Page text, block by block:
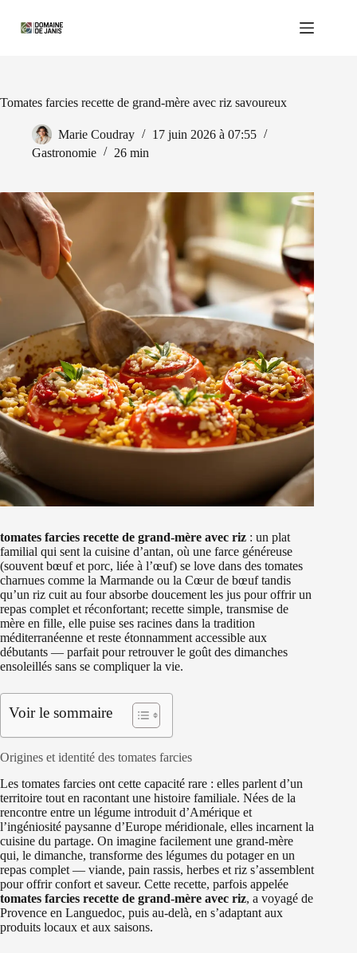
contenu
Tomates farcies recette de grand-mère avec riz savoureux
Marie Coudray
17 juin 2026 à 07:55
Gastronomie
26 min
tomates farcies recette de grand-mère avec riz : un plat
familial qui sent la cuisine d’antan, où une farce généreuse
(souvent bœuf et porc, liée à l’œuf) se love dans des tomates
charnues comme la Marmande ou la Cœur de bœuf tandis
qu’un riz cuit au four absorbe doucement les jus pour offrir un
repas complet et réconfortant; recette simple, transmise de
mère en fille, elle puise ses racines dans la tradition
méditerranéenne et reste étonnamment accessible aux
débutants — parfait pour retrouver le goût des dimanches
ensoleillés sans se compliquer la vie.
Voir le sommaire
Origines et identité des tomates farcies
Les tomates farcies ont cette capacité rare : elles parlent d’un
territoire tout en racontant une histoire familiale. Nées de la
rencontre entre un légume introduit d’Amérique et
l’ingéniosité paysanne d’Europe méridionale, elles incarnent la
cuisine du partage. On imagine facilement une grand-mère
qui, le dimanche, transforme des légumes du potager en un
repas complet — viande, pain rassis, herbes et riz s’assemblent
pour offrir confort et saveur. Cette recette, parfois appelée
tomates farcies recette de grand-mère avec riz, a voyagé de
Provence en Languedoc, puis au-delà, en s’adaptant aux
produits locaux et aux saisons.